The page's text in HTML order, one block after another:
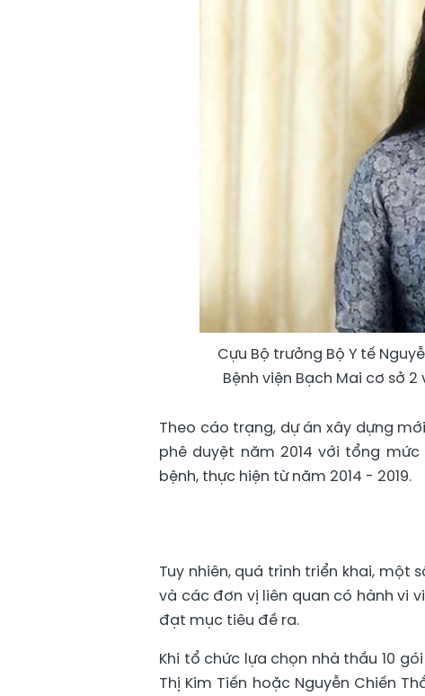
Cựu Bộ trưởng Bộ Y tế
Bệnh viện Bạch Mai cơ sở
Theo cáo trạng, dự án xây dựng
phê duyệt năm 2014 với tổng
bệnh, thực hiện từ năm 2014 - 2019.
Tuy nhiên, quá trình triển khai, một
và các đơn vị liên quan có hành vi
đạt mục tiêu đề ra.
Khi tổ chức lựa chọn nhà thầu 10
Thị Kim Tiến hoặc Nguyễn Chiến